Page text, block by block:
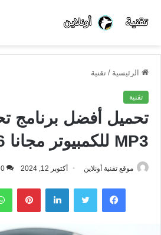
الرئيسية / تقنية
تقنية
تحميل أفضل برنامج
MP3 للكمبيوتر مجانا 2026
موقع تقنية أونلاين أكتوبر 12, 2024 0
فيسبوك تويتر لينكدإن